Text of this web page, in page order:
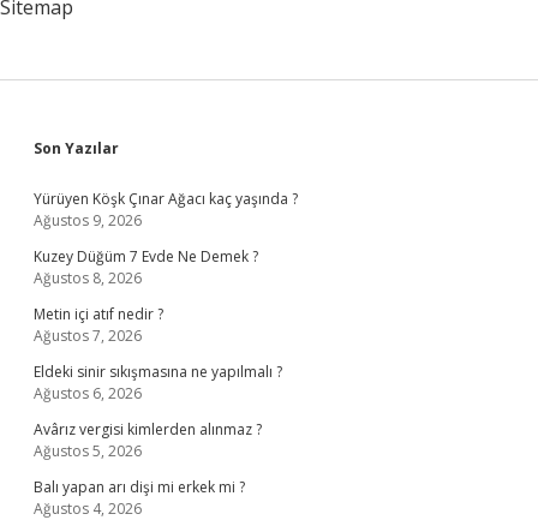
Sitemap
Sidebar
Son Yazılar
Yürüyen Köşk Çınar Ağacı kaç yaşında ?
Ağustos 9, 2026
Kuzey Düğüm 7 Evde Ne Demek ?
Ağustos 8, 2026
Metin içi atıf nedir ?
Ağustos 7, 2026
Eldeki sinir sıkışmasına ne yapılmalı ?
Ağustos 6, 2026
Avârız vergisi kimlerden alınmaz ?
Ağustos 5, 2026
Balı yapan arı dişi mi erkek mi ?
Ağustos 4, 2026